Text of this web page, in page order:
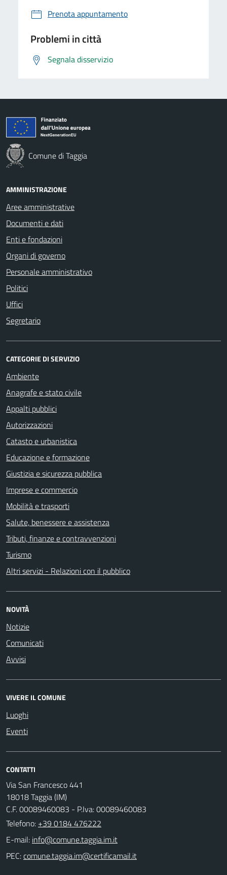
Prenota appuntamento
Problemi in città
Segnala disservizio
Comune di Taggia
AMMINISTRAZIONE
Aree amministrative
Documenti e dati
Enti e fondazioni
Organi di governo
Personale amministrativo
Politici
Uffici
Segretario
CATEGORIE DI SERVIZIO
Ambiente
Anagrafe e stato civile
Appalti pubblici
Autorizzazioni
Catasto e urbanistica
Educazione e formazione
Giustizia e sicurezza pubblica
Imprese e commercio
Mobilità e trasporti
Salute, benessere e assistenza
Tributi, finanze e contravvenzioni
Turismo
Altri servizi - Relazioni con il pubblico
NOVITÀ
Notizie
Comunicati
Avvisi
VIVERE IL COMUNE
Luoghi
Eventi
CONTATTI
Via San Francesco 441
18018 Taggia (IM)
C.F. 00089460083 - P.Iva: 00089460083
Telefono: +39 0184 476222
E-mail:
PEC: